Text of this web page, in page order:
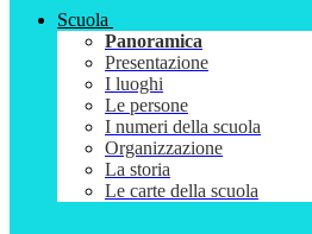
Scuola
Panoramica
Presentazione
I luoghi
Le persone
I numeri della scuola
Organizzazione
La storia
Le carte della scuola